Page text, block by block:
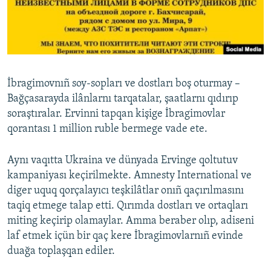
İbragimovnıñ soy-sopları ve dostları boş oturmay –
Bağçasarayda ilânlarnı tarqatalar, şaatlarnı qıdırıp
soraştıralar. Ervinni tapqan kişige İbragimovlar
qorantası 1 million ruble bermege vade ete.
Aynı vaqıtta Ukraina ve dünyada Ervinge qoltutuv
kampaniyası keçirilmekte. Amnesty International ve
diger uquq qorçalayıcı teşkilâtlar onıñ qaçırılmasını
taqiq etmege talap etti. Qırımda dostları ve ortaqları
miting keçirip olamaylar. Amma beraber olıp, adiseni
laf etmek içün bir qaç kere İbragimovlarnıñ evinde
duağa toplaşqan ediler.